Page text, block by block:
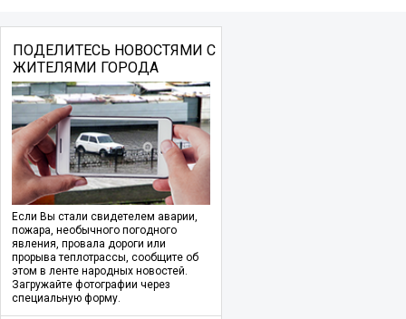
ПОДЕЛИТЕСЬ НОВОСТЯМИ С
ЖИТЕЛЯМИ ГОРОДА
Если Вы стали свидетелем аварии,
пожара, необычного погодного
явления, провала дороги или
прорыва теплотрассы, сообщите об
этом в ленте народных новостей.
Загружайте фотографии через
специальную форму.